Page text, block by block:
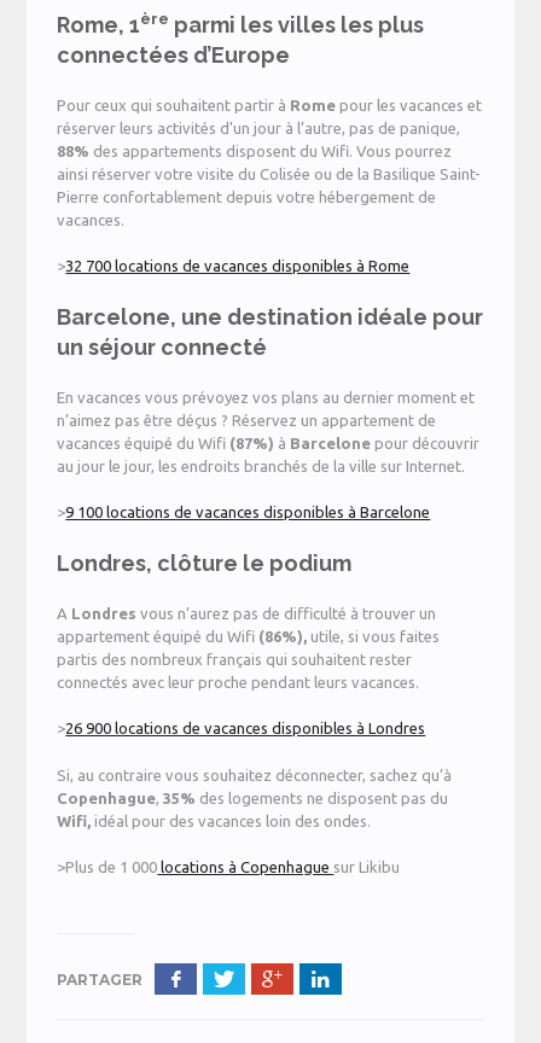
Rome, 1ère parmi les villes les plus
connectées d’Europe
Pour ceux qui souhaitent partir à Rome pour les vacances et
réserver leurs activités d’un jour à l’autre, pas de panique,
88% des appartements disposent du Wifi. Vous pourrez
ainsi réserver votre visite du Colisée ou de la Basilique Saint-
Pierre confortablement depuis votre hébergement de
vacances.
>32 700 locations de vacances disponibles à Rome
Barcelone, une destination idéale pour
un séjour connecté
En vacances vous prévoyez vos plans au dernier moment et
n’aimez pas être déçus ? Réservez un appartement de
vacances équipé du Wifi (87%) à Barcelone pour découvrir
au jour le jour, les endroits branchés de la ville sur Internet.
>9 100 locations de vacances disponibles à Barcelone
Londres, clôture le podium
A Londres vous n’aurez pas de difficulté à trouver un
appartement équipé du Wifi (86%), utile, si vous faites
partis des nombreux français qui souhaitent rester
connectés avec leur proche pendant leurs vacances.
>26 900 locations de vacances disponibles à Londres
Si, au contraire vous souhaitez déconnecter, sachez qu’à
Copenhague ,35% des logements ne disposent pas du
Wifi,idéal pour des vacances loin des ondes.
>Plus de 1 000 locations à Copenhague sur Likibu
PARTAGER